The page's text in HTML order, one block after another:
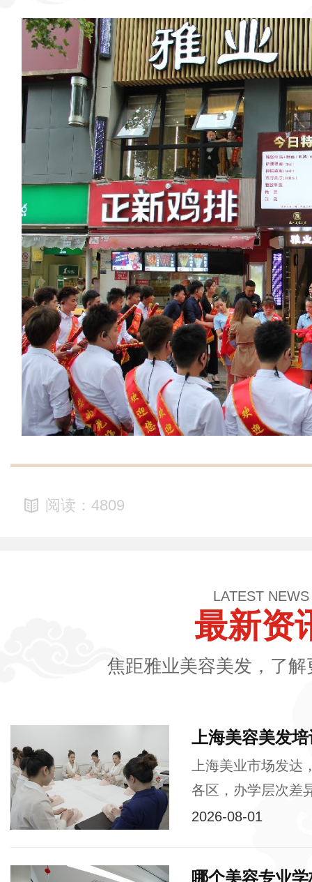
阅读：4809
LATEST NEWS
最新资
焦距雅业美容美发，了
上海美容美发
上海美业市场发
各区，办学层次差
2026-08-01
哪个美容专业